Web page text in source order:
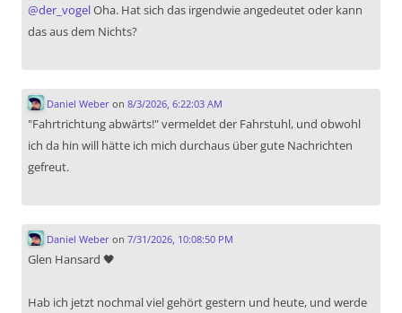
@der_vogelOha. Hat sich das irgendwie angedeutet oder kann
das aus dem Nichts?
Daniel Weberon 8/3/2026, 6:22:03 AM
"Fahrtrichtung abwärts!" vermeldet der Fahrstuhl, und obwohl
ich da hin will hätte ich mich durchaus über gute Nachrichten
gefreut.
Daniel Weberon 7/31/2026, 10:08:50 PM
Glen Hansard 🖤
Hab ich jetzt nochmal viel gehört gestern und heute, und werde